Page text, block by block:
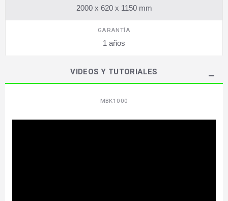
2000 x 620 x 1150 mm
GARANTÍA
1 años
VIDEOS Y TUTORIALES
MBK1000